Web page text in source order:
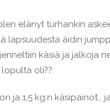
elänyt turhankin
lapsuudesta äidin
käsiä ja jalkoja
oli??
ja 1,5 kg:n käsipainot…